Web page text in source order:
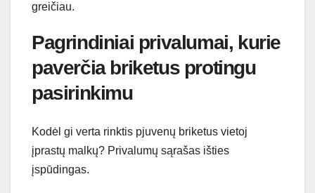
greičiau.
Pagrindiniai privalumai, kurie
paverčia briketus protingu
pasirinkimu
Kodėl gi verta rinktis pjuvenų briketus vietoj
įprastų malkų? Privalumų sąrašas išties
įspūdingas.